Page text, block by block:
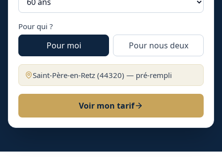
Pour qui ?
Pour moi Pour nous deux
Saint-Père-en-Retz (44320) — pré-rempli
Voir mon tarif